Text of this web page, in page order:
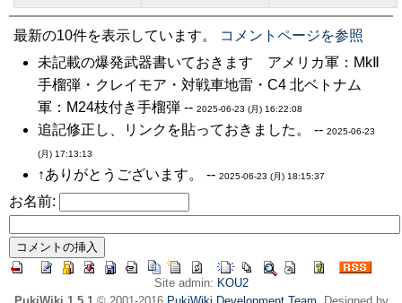
最新の10件を表示しています。
コメントページを参照
未記載の爆発武器書いておきます アメリカ軍：MkⅡ
手榴弾・クレイモア・対戦車地雷・C4 北ベトナム
軍：M24枝付き手榴弾 -- 2025-06-23 (月) 16:22:08
追記修正し、リンクを貼っておきました。 -- 2025-06-23
(月) 17:13:13
↑ありがとうございます。 -- 2025-06-23 (月) 18:15:37
お名前:
Site admin: KOU2